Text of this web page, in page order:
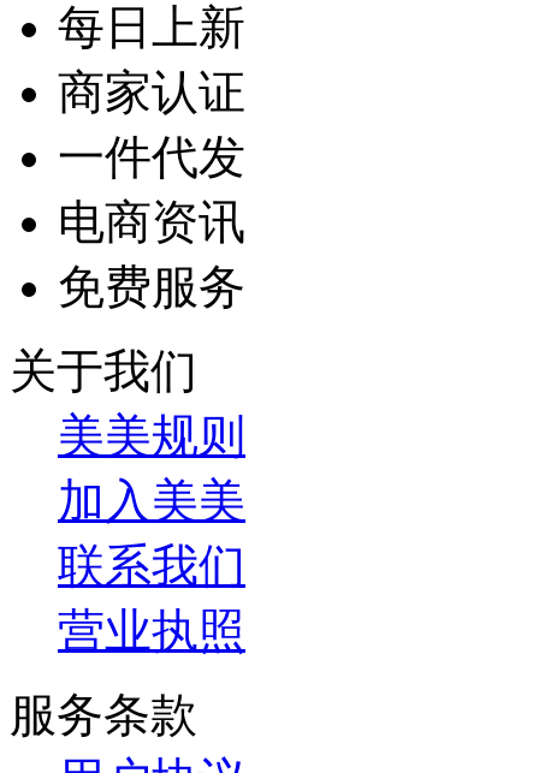
每日上新
商家认证
一件代发
电商资讯
免费服务
关于我们
美美规则
加入美美
联系我们
营业执照
服务条款